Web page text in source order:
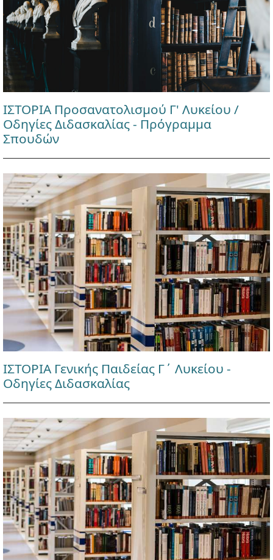
ΙΣΤΟΡΙΑ Προσανατολισμού Γ' Λυκείου /
Οδηγίες Διδασκαλίας - Πρόγραμμα
Σπουδών
ΙΣΤΟΡΙΑ Γενικής Παιδείας Γ΄ Λυκείου -
Οδηγίες Διδασκαλίας